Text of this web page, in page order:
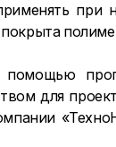
при
помощью
для